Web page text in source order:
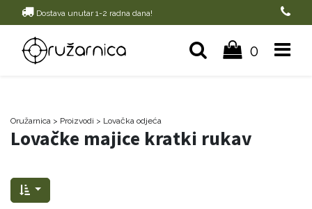
Dostava unutar 1-2 radna dana!
0
Oružarnica > Proizvodi > Lovačka odjeća
Lovačke majice kratki rukav